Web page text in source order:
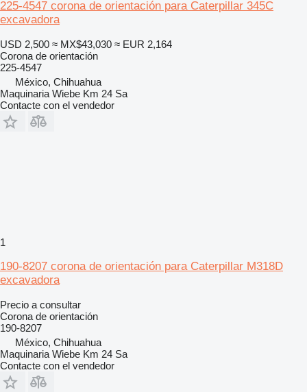
225-4547 corona de orientación para Caterpillar 345C
excavadora
USD 2,500 ≈ MX$43,030 ≈ EUR 2,164
Corona de orientación
225-4547
México, Chihuahua
Maquinaria Wiebe Km 24 Sa
Contacte con el vendedor
1
190-8207 corona de orientación para Caterpillar M318D
excavadora
Precio a consultar
Corona de orientación
190-8207
México, Chihuahua
Maquinaria Wiebe Km 24 Sa
Contacte con el vendedor